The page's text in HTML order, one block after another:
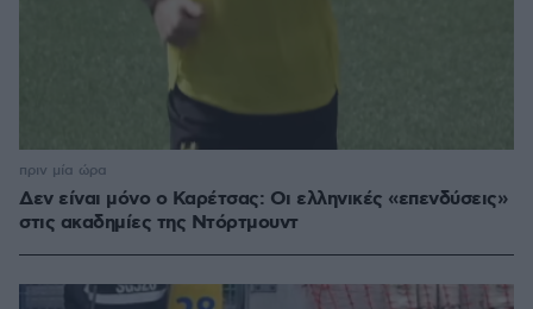
Δεν είναι μόνο ο Καρέτσας: Οι ελληνικές «επενδύσεις»
στις ακαδημίες της Ντόρτμουντ
πριν μία ώρα